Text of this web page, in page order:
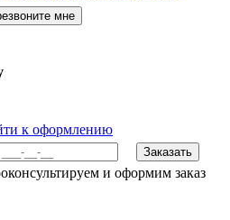
мне
к оформлению
Заказать
и оформим заказ